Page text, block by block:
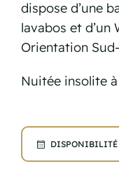
dispose d’une
lavabos et d’un
Orientation
Nuitée insolite
DISPONIBILITÉ